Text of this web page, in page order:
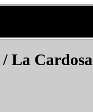
La Cardosa